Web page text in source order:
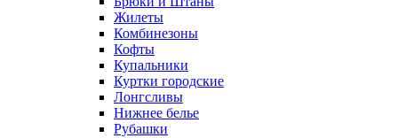
Жилеты
Комбинезоны
Кофты
Купальники
Куртки городские
Лонгсливы
Нижнее белье
Рубашки